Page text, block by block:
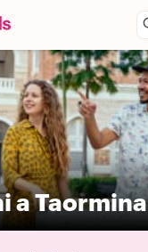
a Taormina